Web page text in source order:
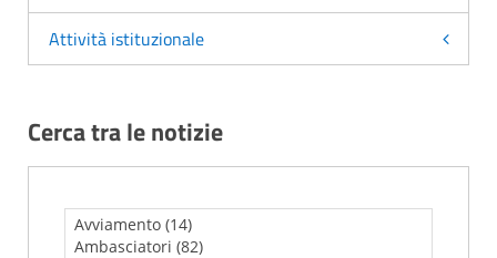
Attività istituzionale
Cerca tra le notizie